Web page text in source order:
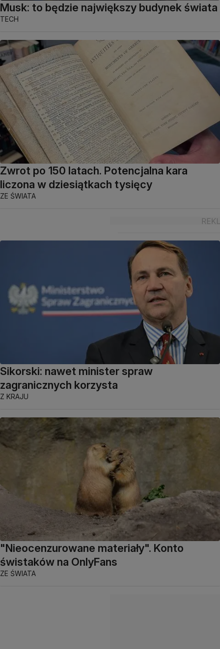
Musk: to będzie największy budynek świata
TECH
Zwrot po 150 latach. Potencjalna kara
liczona w dziesiątkach tysięcy
ZE ŚWIATA
Sikorski: nawet minister spraw
zagranicznych korzysta
Z KRAJU
"Nieocenzurowane materiały". Konto
świstaków na OnlyFans
ZE ŚWIATA